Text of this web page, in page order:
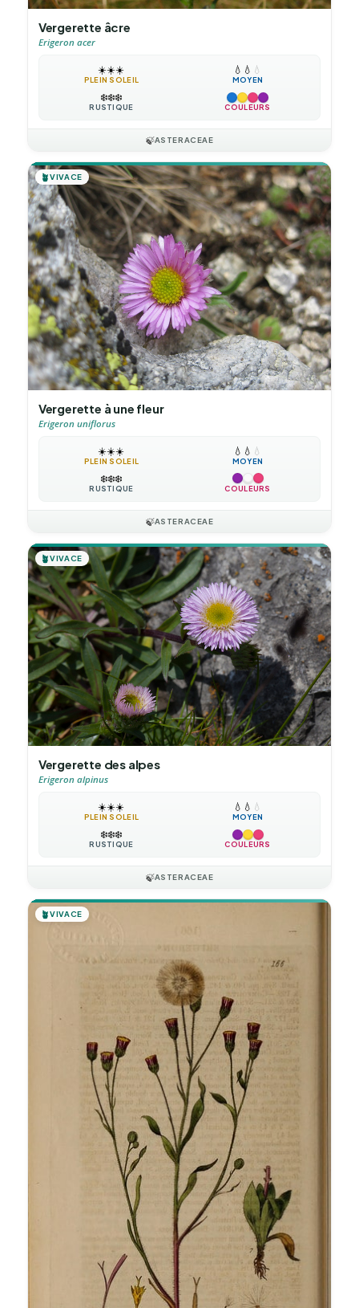
Vergerette âcre
Erigeron acer
☀️☀️☀️
PLEIN SOLEIL
💧 💧 💧
MOYEN
❄️❄️❄️
RUSTIQUE COULEURS
🍃ASTERACEAE
🪴VIVACE
Vergerette à une fleur
Erigeron uniflorus
☀️☀️☀️
PLEIN SOLEIL
💧 💧 💧
MOYEN
❄️❄️❄️
RUSTIQUE COULEURS
🍃ASTERACEAE
🪴VIVACE
Vergerette des alpes
Erigeron alpinus
☀️☀️☀️
PLEIN SOLEIL
💧 💧 💧
MOYEN
❄️❄️❄️
RUSTIQUE COULEURS
🍃ASTERACEAE
🪴VIVACE